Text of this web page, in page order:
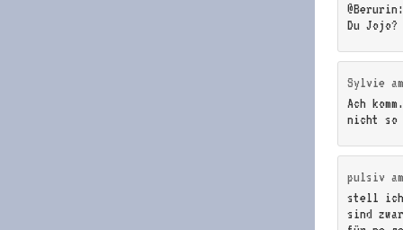
Du Jojo?
Sylvie
Ach
nicht so
pulsiv
stell ich
sind